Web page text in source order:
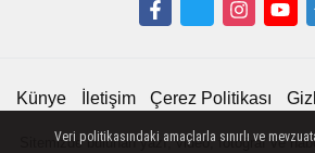
Künye İletişim Çerez Politikası
Sitemizde bulunan yazı, video, fotoğraf ve
Veri politikasındaki amaçlarla sınırlı ve